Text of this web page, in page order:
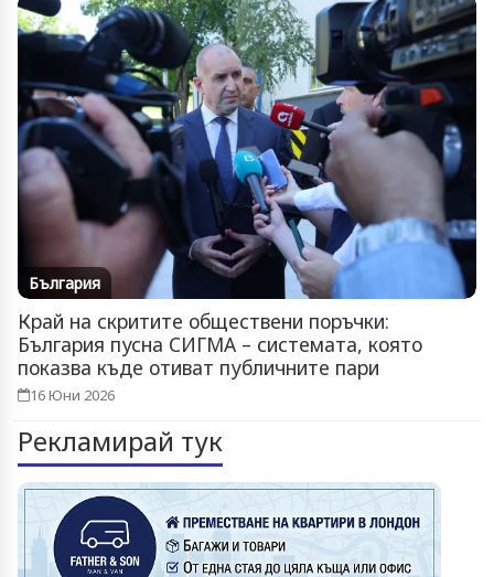
България
Край на скритите обществени поръчки:
България пусна СИГМА – системата, която
показва къде отиват публичните пари
16 Юни 2026
Рекламирай тук